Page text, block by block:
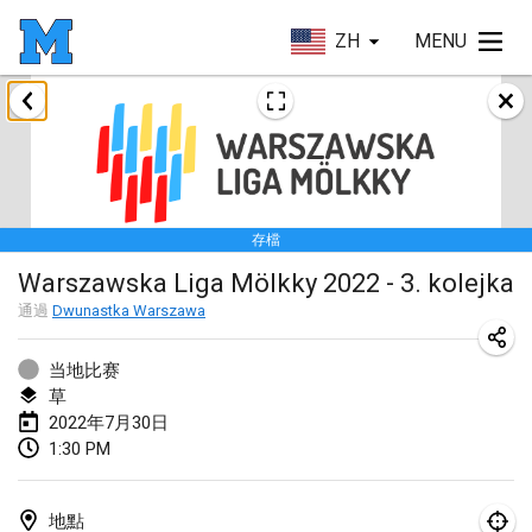
ZH MENU
存檔
Warszawska Liga Mölkky 2022 - 3. kolejka
通過 Dwunastka Warszawa
当地比赛
草
2022年7月30日
1:30 PM
地點
2022年1月
取消
Tournoi Mixte ASPTTOM
2022年1月22日 法國
KKS Halli Duppeli
2022年1月22日 |芬蘭
Mölkky Tournament - Doubles
2022年1月22日
Suomelan Mölkky-open
2022年1月22日